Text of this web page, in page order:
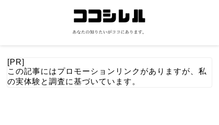
[PR]
この記事にはプロモーションリンクがありますが、私
の実体験と調査に基づいています。